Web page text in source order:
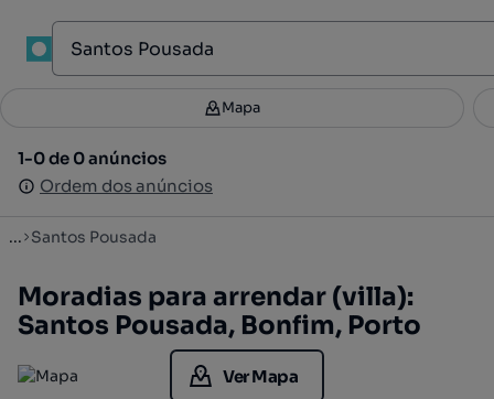
Filtros 4
1-0 de 0 anúncios
Ordem dos anúncios
Mapa
1-0 de 0 anúncios
Ordem dos anúncios
... Santos Pousada
Moradias para arrendar (villa):
Santos Pousada, Bonfim, Porto
Ver Mapa